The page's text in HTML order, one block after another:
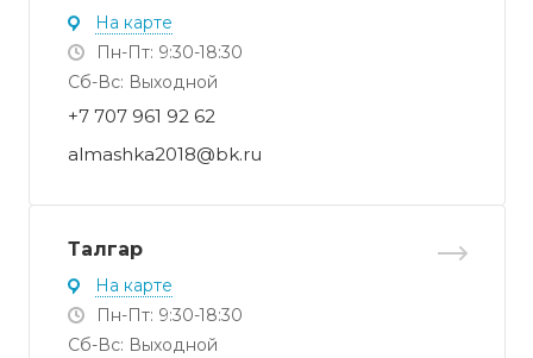
На карте
Пн-Пт: 9:30-18:30
Cб-Вс: Выходной
+7 707 961 92 62
almashka2018@bk.ru
Талгар
На карте
Пн-Пт: 9:30-18:30
Cб-Вс: Выходной